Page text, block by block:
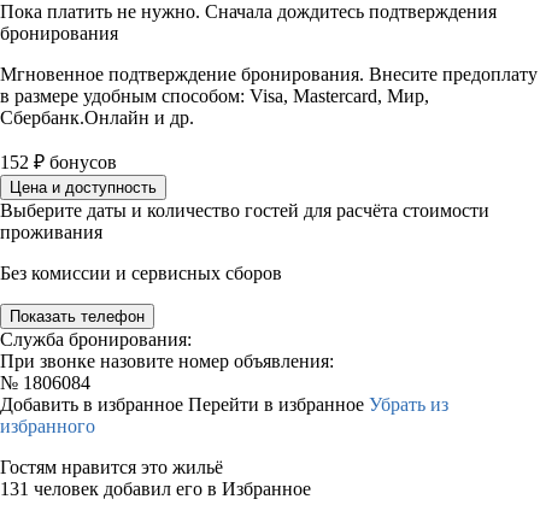
Пока платить не нужно. Сначала дождитесь подтверждения
бронирования
Мгновенное подтверждение бронирования. Внесите предоплату
в размере удобным способом: Visa, Mastercard, Мир,
Сбербанк.Онлайн и др.
152 ₽ бонусов
Цена и доступность
Выберите даты и количество гостей для расчёта стоимости
проживания
Без комиссии и сервисных сборов
Показать телефон
Служба бронирования:
При звонке назовите номер объявления:
№ 1806084
Добавить в избранное Перейти в избранное Убрать из
избранного
Гостям нравится это жильё
131 человек добавил его в Избранное